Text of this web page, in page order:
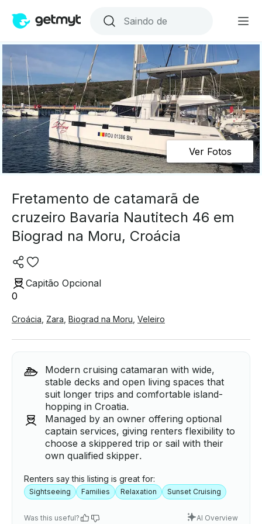
Ver Fotos
Fretamento de catamarã de
cruzeiro Bavaria Nautitech 46 em
Biograd na Moru, Croácia
Capitão Opcional
0
Croácia Zara Biograd na Moru Veleiro
Modern cruising catamaran with wide,
stable decks and open living spaces that
suit longer trips and comfortable island-
hopping in Croatia.
Managed by an owner offering optional
captain services, giving renters flexibility to
choose a skippered trip or sail with their
own qualified skipper.
Renters say this listing is great for:
Sightseeing Families Relaxation Sunset Cruising
Was this useful? AI Overview